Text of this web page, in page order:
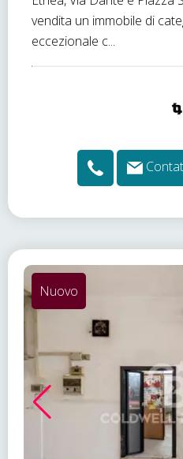
vendita un immobile di
eccezionale c...
Nuovo